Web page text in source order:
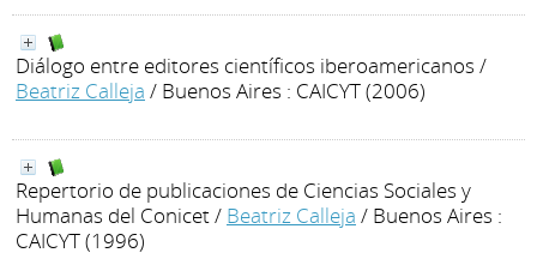
Diálogo entre editores científicos iberoamericanos /
Beatriz Calleja / Buenos Aires : CAICYT (2006)
Repertorio de publicaciones de Ciencias Sociales y
Humanas del Conicet/ Beatriz Calleja / Buenos Aires :
CAICYT (1996)